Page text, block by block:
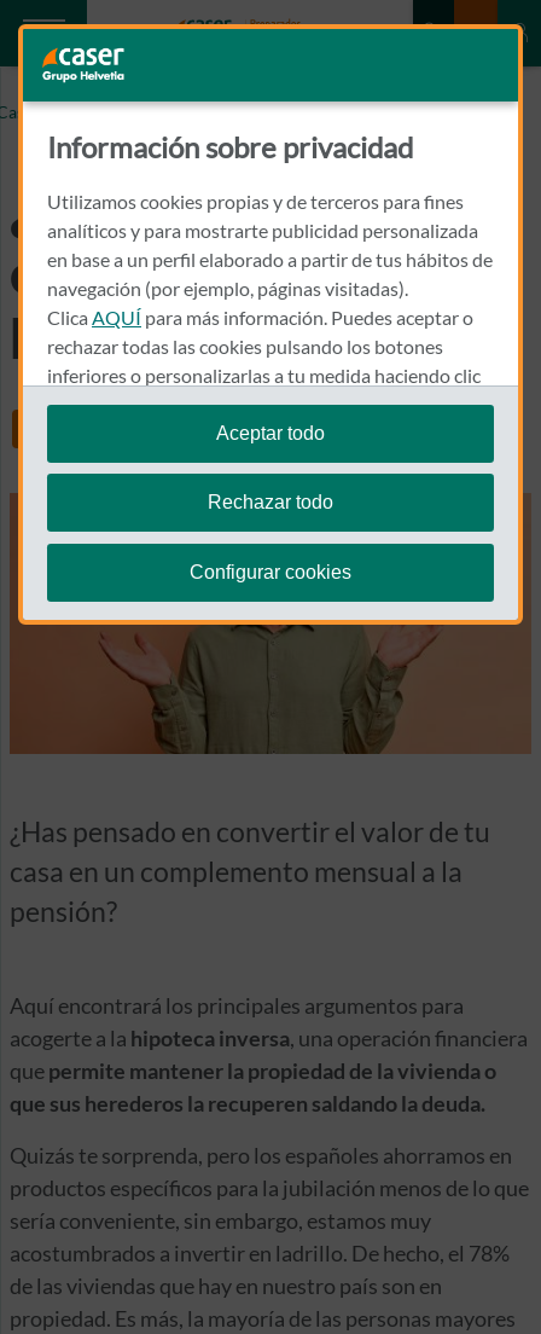
¿MERECE LA PENA CONTRATAR UNA HIPOTECA
¿Merece la pena
contratar una
hipoteca inversa?
¿Has pensado en convertir el valor de tu
casa en un complemento mensual a la
pensión?
Aquí encontrará los principales argumentos para
acogerte a la hipoteca inversa, una operación financiera
quepermite mantener la propiedad de la vivienda o
que sus herederos la recuperen saldando la deuda.
Quizás te sorprenda, pero los españoles ahorramos en
productos específicos para la jubilación menos de lo que
sería conveniente, sin embargo, estamos muy
acostumbrados a invertir en ladrillo. De hecho, el 78%
de las viviendas que hay en nuestro país son en
propiedad. Es más, la mayoría de las personas mayores
Información sobre privacidad
Utilizamos cookies propias y de terceros para fines
analíticos y para mostrarte publicidad personalizada
en base a un perfil elaborado a partir de tus hábitos de
navegación (por ejemplo, páginas visitadas).
Clica AQUÍ para más información. Puedes aceptar o
rechazar todas las cookies pulsando los botones
inferiores o personalizarlas a tu medida haciendo clic
en"configurar cookies".
Te recordamos que puedes modificar tus ajustes de
cookies en cualquier momento en la sección
Aceptar todo
Rechazar todo
Configurar cookies